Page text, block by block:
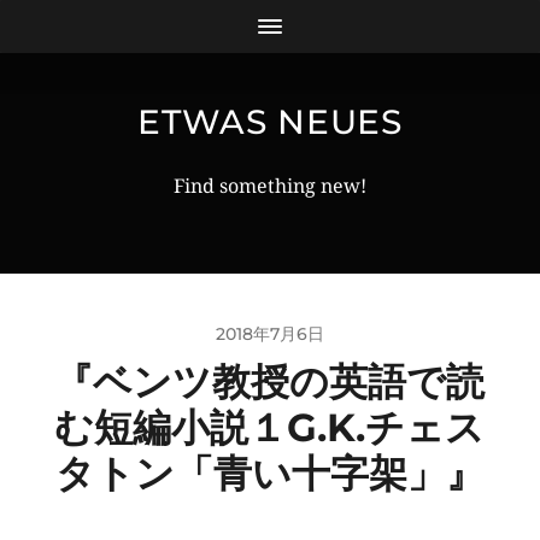
ETWAS NEUES
Find something new!
2018年7月6日
『ベンツ教授の英語で読
む短編小説１G.K.チェス
タトン「青い十字架」』